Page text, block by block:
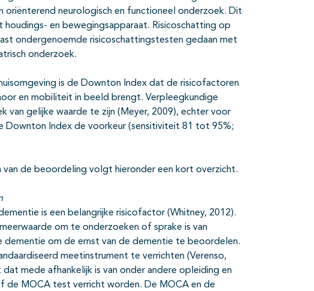
oriënterend neurologisch en functioneel onderzoek. Dit
en bewegingsapparaat. Risicoschatting op
ondergenoemde risicoschattingstesten gedaan met
onderzoek.
is de Downton Index dat de risicofactoren
en mobiliteit in beeld brengt. Verpleegkundige
van gelijke waarde te zijn (Meyer, 2009), echter voor
Index de voorkeur (sensitiviteit 81 tot 95%;
van de beoordeling volgt hieronder een kort overzicht.
is een belangrijke risicofactor (Whitney, 2012).
om te onderzoeken of sprake is van
om de ernst van de dementie te beoordelen.
meetinstrument te verrichten (Verenso,
mede afhankelijk is van onder andere opleiding en
MOCA test verricht worden. De MOCA en de